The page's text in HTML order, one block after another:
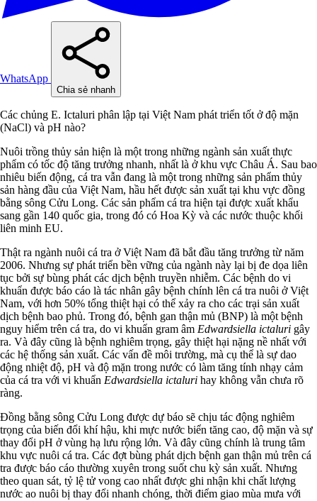
WhatsApp
Chia sẻ nhanh
Các chủng E. Ictaluri phân lập tại Việt Nam phát triển tốt ở độ mặn
(NaCl) và pH nào?
Nuôi trồng thủy sản hiện là một trong những ngành sản xuất thực
phẩm có tốc độ tăng trưởng nhanh, nhất là ở khu vực Châu Á. Sau bao
nhiêu biến động, cá tra vẫn đang là một trong những sản phẩm thủy
sản hàng đầu của Việt Nam, hầu hết được sản xuất tại khu vực đồng
bằng sông Cửu Long. Các sản phẩm cá tra hiện tại được xuất khẩu
sang gần 140 quốc gia, trong đó có Hoa Kỳ và các nước thuộc khối
liên minh EU.
Thật ra ngành nuôi cá tra ở Việt Nam đã bắt đầu tăng trưởng từ năm
2006. Nhưng sự phát triển bền vững của ngành này lại bị đe dọa liên
tục bởi sự bùng phát các dịch bệnh truyền nhiễm. Các bệnh do vi
khuẩn được báo cáo là tác nhân gây bệnh chính lên cá tra nuôi ở Việt
Nam, với hơn 50% tổng thiệt hại có thể xảy ra cho các trại sản xuất
dịch bệnh bao phủ. Trong đó, bệnh gan thận mủ (BNP) là một bệnh
nguy hiểm trên cá tra, do vi khuẩn gram âm Edwardsiella ictaluri gây
ra. Và đây cũng là bệnh nghiêm trọng, gây thiệt hại nặng nề nhất với
các hệ thống sản xuất. Các vấn đề môi trường, mà cụ thể là sự dao
động nhiệt độ, pH và độ mặn trong nước có làm tăng tính nhạy cảm
của cá tra với vi khuẩn Edwardsiella ictaluri hay không vẫn chưa rõ
ràng.
Đồng bằng sông Cửu Long được dự báo sẽ chịu tác động nghiêm
trọng của biến đổi khí hậu, khi mực nước biển tăng cao, độ mặn và sự
thay đổi pH ở vùng hạ lưu rộng lớn. Và đây cũng chính là trung tâm
khu vực nuôi cá tra. Các đợt bùng phát dịch bệnh gan thận mủ trên cá
tra được báo cáo thường xuyên trong suốt chu kỳ sản xuất. Nhưng
theo quan sát, tỷ lệ tử vong cao nhất được ghi nhận khi chất lượng
nước ao nuôi bị thay đổi nhanh chóng, thời điểm giao mùa mưa với